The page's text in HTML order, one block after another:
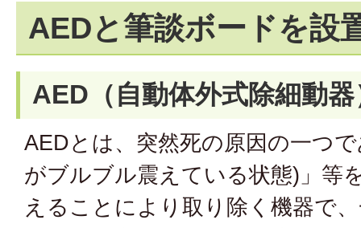
AEDと筆談ボードを設
AED（自動体外式除細動器
AEDとは、突然死の原因の一つ
がブルブル震えている状態)」等
えることにより取り除く機器で